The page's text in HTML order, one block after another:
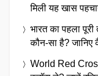
मिली यह खास
भारत का पहला
कौन-सा है? जानिए
World Red